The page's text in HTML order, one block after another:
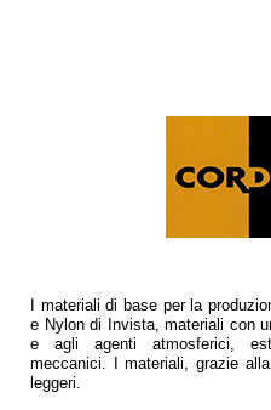
I materiali di base per la
e Nylon di Invista, materiali con
e agli agenti atmosferici,
meccanici. I materiali, grazie
leggeri.